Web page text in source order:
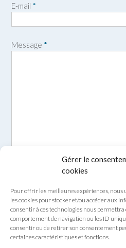
Gérer le
cookies
Pour offrir les meilleures expériences, nous
les cookies pour stocker et/ou accéder aux
consentir à ces technologies nous
comportement de navigation ou les ID
consentir ou de retirer son consentement
certaines caractéristiques et fonctions.
é
E-mail *
Message *